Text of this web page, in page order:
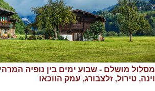
מסלול מושלם - שבוע ימים בין נופיה
וינה, טירול, זלצבורג, עמק הווכאו